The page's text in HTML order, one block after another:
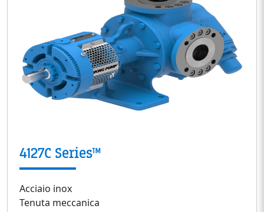
4127C Series™
Acciaio inox
Tenuta meccanica